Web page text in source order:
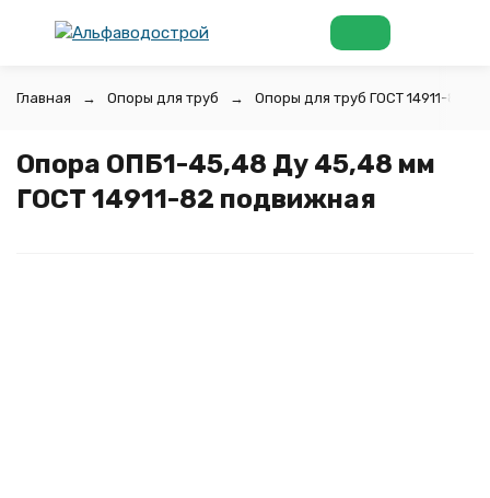
Главная Опоры для труб Опоры для труб ГОСТ 14911-82
Опора ОПБ1-45,48 Ду 45,48 мм
ГОСТ 14911-82 подвижная